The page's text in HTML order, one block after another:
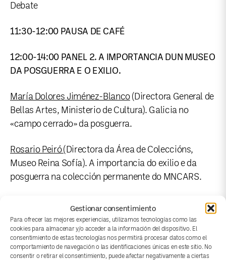
Gestionar consentimiento
Para ofrecer las mejores experiencias, utilizamos tecnologías como las
cookies para almacenar y/o acceder a la información del dispositivo. El
consentimiento de estas tecnologías nos permitirá procesar datos como el
comportamiento de navegación o las identificaciones únicas en este sitio. No
consentir o retirar el consentimiento, puede afectar negativamente a ciertas
Debate
11:30-12:00 PAUSA DE CAFÉ
12:00-14:00 PANEL 2. A IMPORTANCIA DUN MUSEO
DA POSGUERRA E O EXILIO.
María Dolores Jiménez-Blanco(Directora General de
Bellas Artes, Ministerio de Cultura). Galicia no
«campo cerrado» da posguerra.
Rosario Peiró(Directora da Área de Coleccións,
Museo Reina Sofía). A importancia do exilio e da
posguerra na colección permanente do MNCARS.
(profesora do Departamento
de Historia da Arte, UniZar). O MCM na rede mundial
de Museos do exilio.
Intervén e modera:María Antonia Pérez Rodríguez